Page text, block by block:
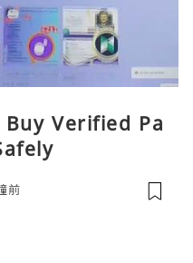
Verified Pa
前